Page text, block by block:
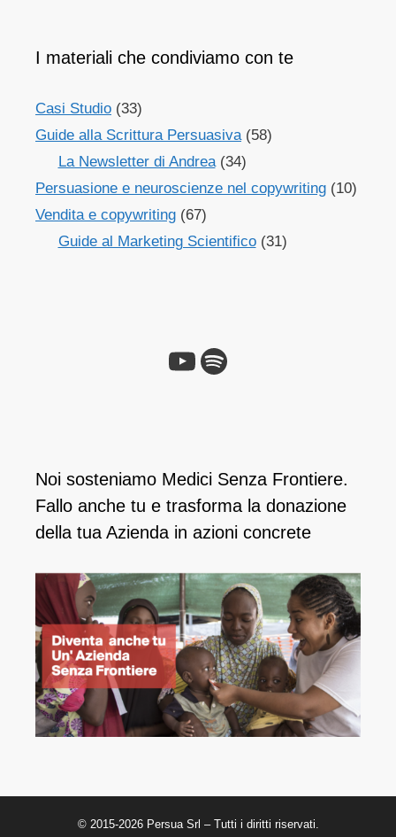
I materiali che condiviamo con te
Casi Studio (33)
Guide alla Scrittura Persuasiva(58)
La Newsletter di Andrea(34)
Persuasione e neuroscienze nel copywriting (10)
Vendita e copywriting (67)
Guide al Marketing Scientifico(31)
YouTube
Spotify
Noi sosteniamo Medici Senza Frontiere.
Fallo anche tu e ​trasforma la donazione
della tua Azienda in azioni concrete
© 2015-2026 Persua Srl – Tutti i diritti riservati.